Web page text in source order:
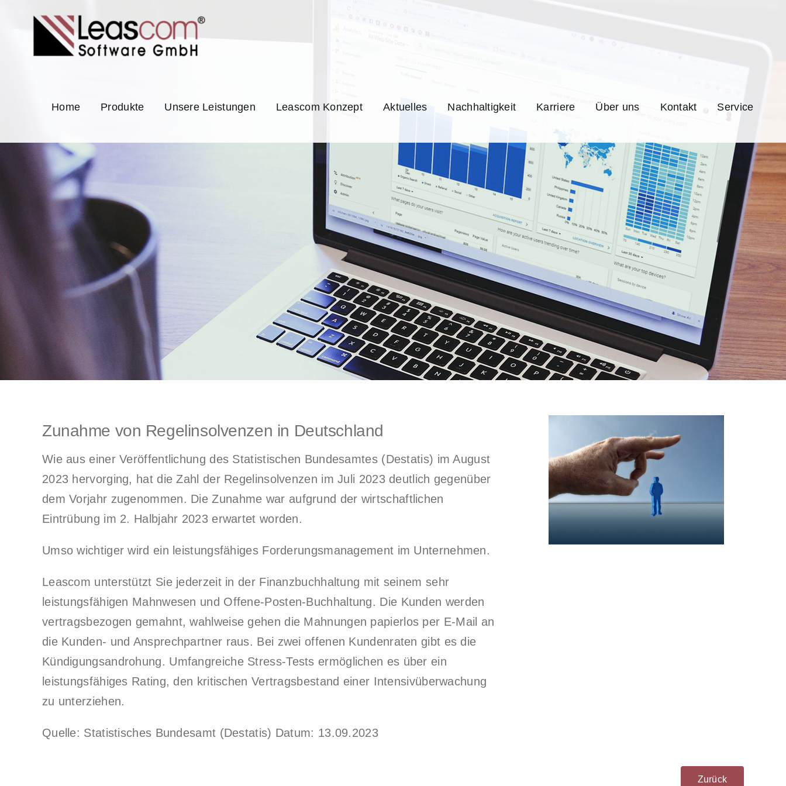
Home Produkte Unsere Leistungen Leascom Konzept Aktuelles Nachhaltigkeit Karriere Über uns Kontakt Service
Zunahme von Regelinsolvenzen in Deutschland
Wie aus einer Veröffentlichung des Statistischen Bundesamtes (Destatis) im August
2023 hervorging, hat die Zahl der Regelinsolvenzen im Juli 2023 deutlich gegenüber
dem Vorjahr zugenommen. Die Zunahme war aufgrund der wirtschaftlichen
Eintrübung im 2. Halbjahr 2023 erwartet worden.
Umso wichtiger wird ein leistungsfähiges Forderungsmanagement im Unternehmen.
Leascom unterstützt Sie jederzeit in der Finanzbuchhaltung mit seinem sehr
leistungsfähigen Mahnwesen und Offene-Posten-Buchhaltung. Die Kunden werden
vertragsbezogen gemahnt, wahlweise gehen die Mahnungen papierlos per E-Mail an
die Kunden- und Ansprechpartner raus. Bei zwei offenen Kundenraten gibt es die
Kündigungsandrohung. Umfangreiche Stress-Tests ermöglichen es über ein
leistungsfähiges Rating, den kritischen Vertragsbestand einer Intensivüberwachung
zu unterziehen.
Quelle: Statistisches Bundesamt (Destatis) Datum: 13.09.2023
Zurück